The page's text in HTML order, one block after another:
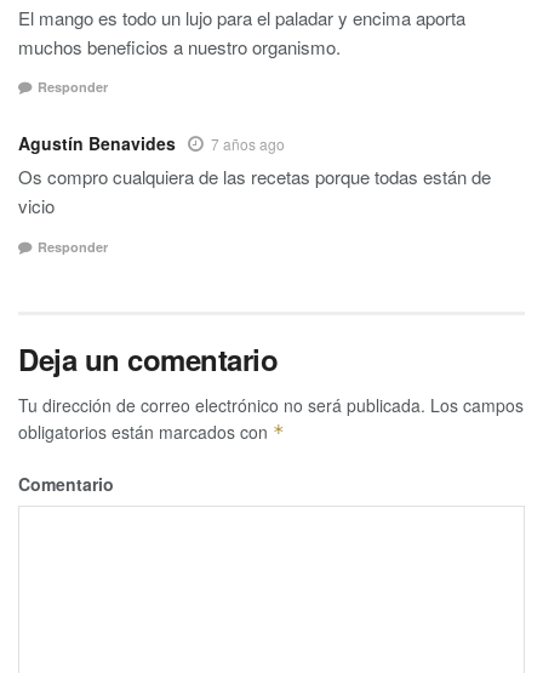
El mango es todo un lujo para el paladar y encima aporta
muchos beneficios a nuestro organismo.
Responder
Agustín Benavides 7 años ago
Os compro cualquiera de las recetas porque todas están de
vicio
Responder
Deja un comentario
Tu dirección de correo electrónico no será publicada. Los campos
obligatorios están marcados con *
Comentario